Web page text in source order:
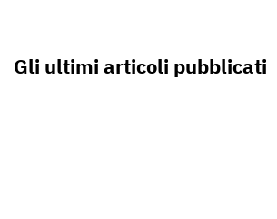
Gli ultimi articoli pubblicati